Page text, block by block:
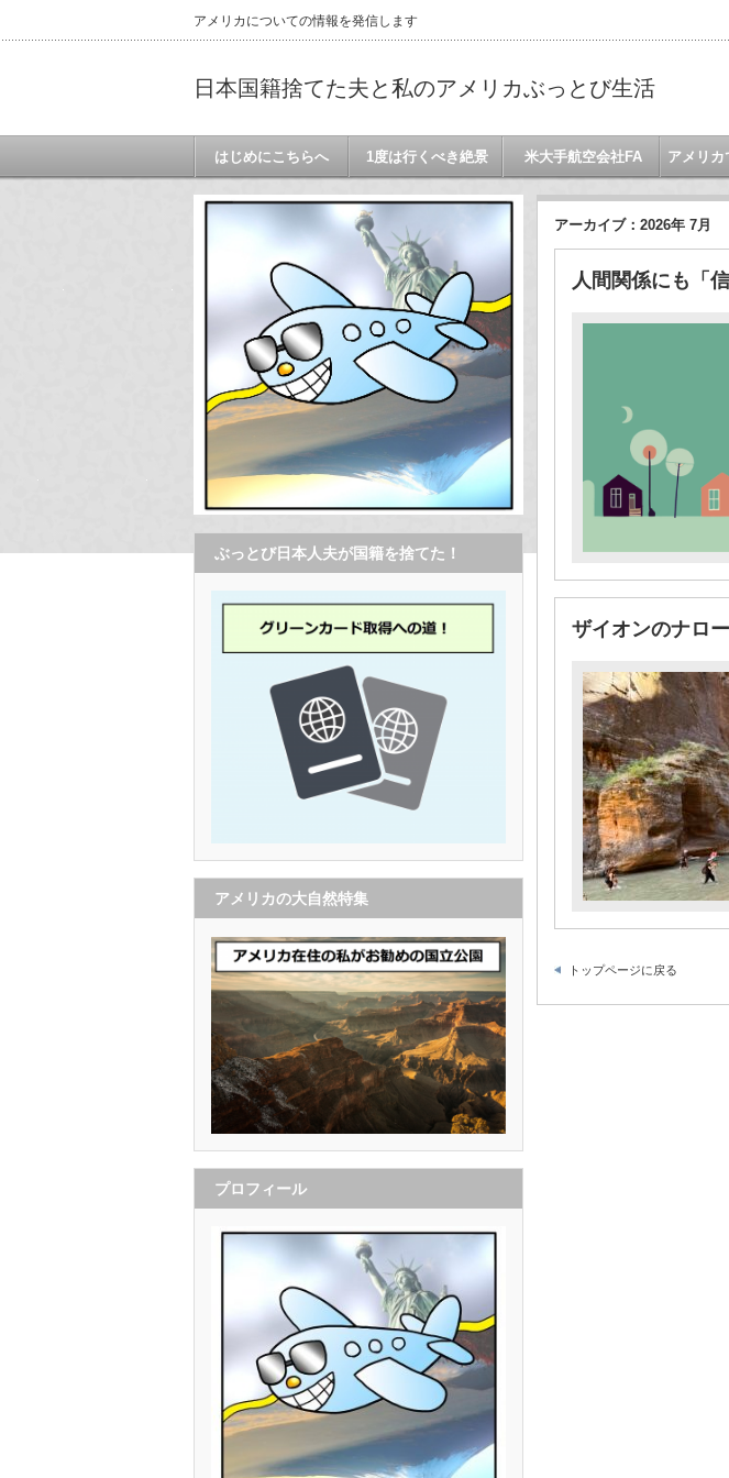
アメリカについての情報を発信します
日本国籍捨てた夫と私のアメリカぶっとび生活
はじめにこちらへ 1度は行くべき絶景 米大手航空会社FA アメリカ
アーカイブ：2026年 7月
人間関係にも「
ザイオンのナロ
トップページに戻る
ぶっとび日本人夫が国籍を捨てた！
アメリカの大自然特集
プロフィール